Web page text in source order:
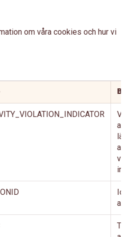
om våra cookies och hur vi
att